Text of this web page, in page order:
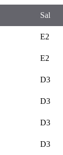
Sal
E2
E2
D3
D3
D3
D3